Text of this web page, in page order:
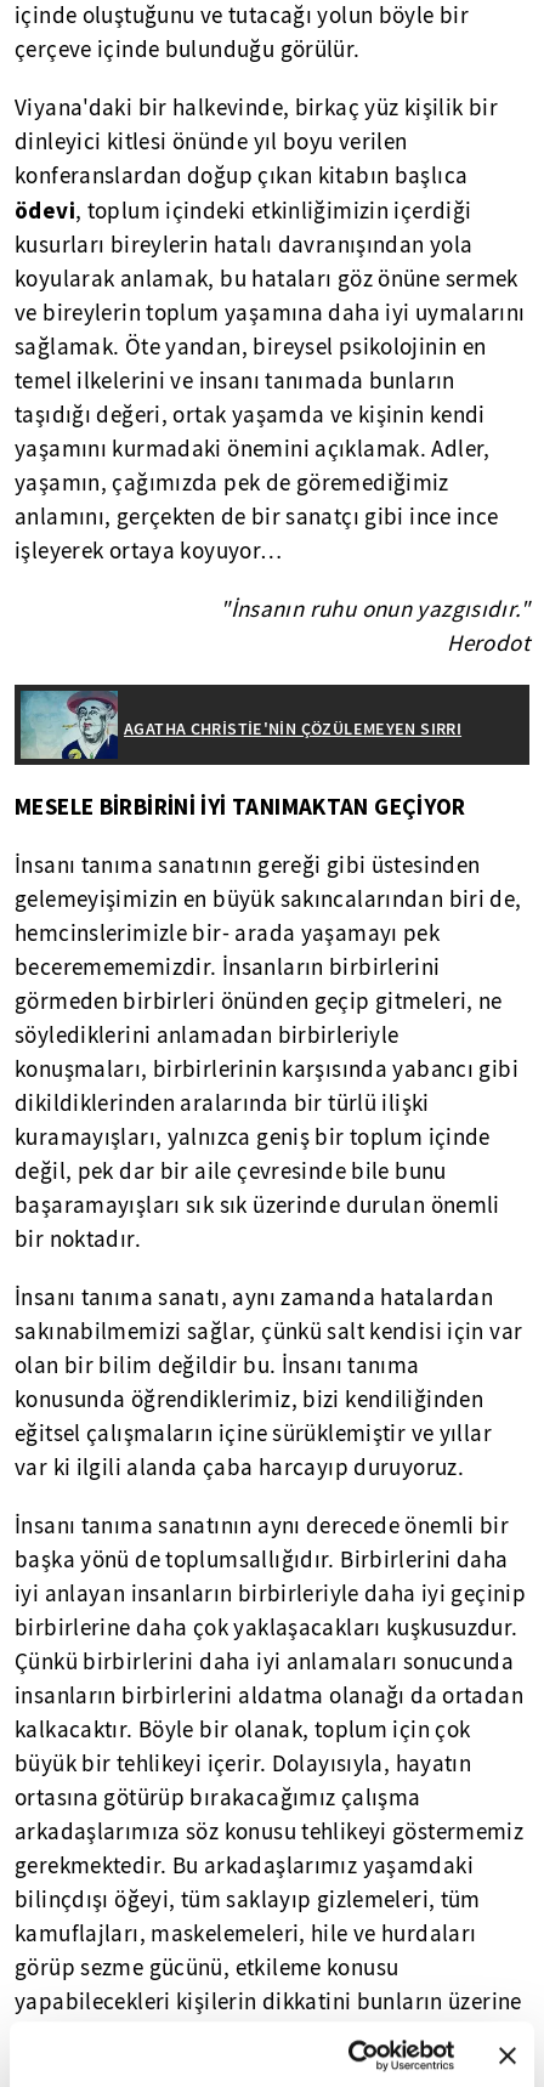
içinde oluştuğunu ve tutacağı yolun böyle bir
çerçeve içinde bulunduğu görülür.
Viyana'daki bir halkevinde, birkaç yüz kişilik bir
dinleyici kitlesi önünde yıl boyu verilen
konferanslardan doğup çıkan kitabın başlıca
ödevi, toplum içindeki etkinliğimizin içerdiği
kusurları bireylerin hatalı davranışından yola
koyularak anlamak, bu hataları göz önüne sermek
ve bireylerin toplum yaşamına daha iyi uymalarını
sağlamak. Öte yandan, bireysel psikolojinin en
temel ilkelerini ve insanı tanımada bunların
taşıdığı değeri, ortak yaşamda ve kişinin kendi
yaşamını kurmadaki önemini açıklamak. Adler,
yaşamın, çağımızda pek de göremediğimiz
anlamını, gerçekten de bir sanatçı gibi ince ince
işleyerek ortaya koyuyor…
"İnsanın ruhu onun yazgısıdır."
Herodot
AGATHA CHRİSTİE'NİN ÇÖZÜLEMEYEN SIRRI
MESELE BİRBİRİNİ İYİ TANIMAKTAN GEÇİYOR
İnsanı tanıma sanatının gereği gibi üstesinden
gelemeyişimizin en büyük sakıncalarından biri de,
hemcinslerimizle bir- arada yaşamayı pek
beceremememizdir. İnsanların birbirlerini
görmeden birbirleri önünden geçip gitmeleri, ne
söylediklerini anlamadan birbirleriyle
konuşmaları, birbirlerinin karşısında yabancı gibi
dikildiklerinden aralarında bir türlü ilişki
kuramayışları, yalnızca geniş bir toplum içinde
değil, pek dar bir aile çevresinde bile bunu
başaramayışları sık sık üzerinde durulan önemli
bir noktadır.
İnsanı tanıma sanatı, aynı zamanda hatalardan
sakınabilmemizi sağlar, çünkü salt kendisi için var
olan bir bilim değildir bu. İnsanı tanıma
konusunda öğrendiklerimiz, bizi kendiliğinden
eğitsel çalışmaların içine sürüklemiştir ve yıllar
var ki ilgili alanda çaba harcayıp duruyoruz.
İnsanı tanıma sanatının aynı derecede önemli bir
başka yönü de toplumsallığıdır. Birbirlerini daha
iyi anlayan insanların birbirleriyle daha iyi geçinip
birbirlerine daha çok yaklaşacakları kuşkusuzdur.
Çünkü birbirlerini daha iyi anlamaları sonucunda
insanların birbirlerini aldatma olanağı da ortadan
kalkacaktır. Böyle bir olanak, toplum için çok
büyük bir tehlikeyi içerir. Dolayısıyla, hayatın
ortasına götürüp bırakacağımız çalışma
arkadaşlarımıza söz konusu tehlikeyi göstermemiz
gerekmektedir. Bu arkadaşlarımız yaşamdaki
bilinçdışı öğeyi, tüm saklayıp gizlemeleri, tüm
kamuflajları, maskelemeleri, hile ve hurdaları
görüp sezme gücünü, etkileme konusu
yapabilecekleri kişilerin dikkatini bunların üzerine
çekme ve kendilerine yardım elini uzatma
yeteneğini kazanmak zorundadır. Bunu da bize